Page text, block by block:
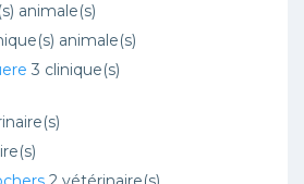
animale(s)
animale(s)
3 clinique(s)